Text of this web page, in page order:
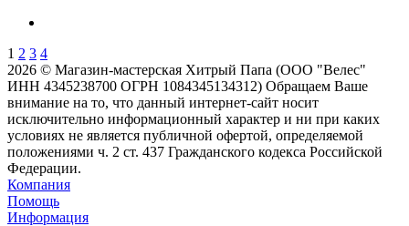
1 2 3 4
2026 © Магазин-мастерская Хитрый Папа (ООО "Велес"
ИНН 4345238700 ОГРН 1084345134312) Обращаем Ваше
внимание на то, что данный интернет-сайт носит
исключительно информационный характер и ни при каких
условиях не является публичной офертой, определяемой
положениями ч. 2 ст. 437 Гражданского кодекса Российской
Федерации.
Компания
Помощь
Информация